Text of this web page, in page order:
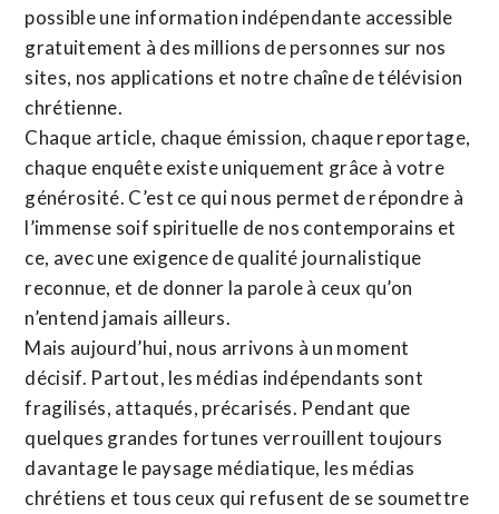
possible une information indépendante accessible
gratuitement à des millions de personnes sur nos
sites, nos applications et notre chaîne de télévision
chrétienne.
Chaque article, chaque émission, chaque reportage,
chaque enquête existe uniquement grâce à votre
générosité. C’est ce qui nous permet de répondre à
l’immense soif spirituelle de nos contemporains et
ce, avec une exigence de qualité journalistique
reconnue, et de donner la parole à ceux qu’on
n’entend jamais ailleurs.
Mais aujourd’hui, nous arrivons à un moment
décisif. Partout, les médias indépendants sont
fragilisés, attaqués, précarisés. Pendant que
quelques grandes fortunes verrouillent toujours
davantage le paysage médiatique, les médias
chrétiens et tous ceux qui refusent de se soumettre